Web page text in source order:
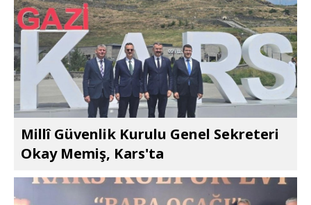
Millî Güvenlik Kurulu Genel Sekreteri
Okay Memiş, Kars'ta